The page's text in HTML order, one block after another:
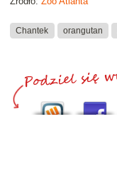
Chantek orangutan